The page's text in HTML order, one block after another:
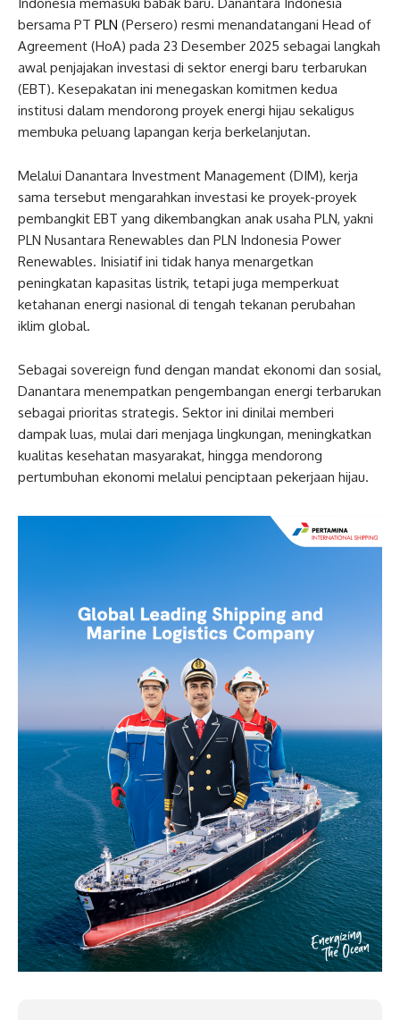
bersama PT PLN (Persero) resmi menandatangani Head of
Agreement (HoA) pada 23 Desember 2025 sebagai langkah
awal penjajakan investasi di sektor energi baru terbarukan
(EBT). Kesepakatan ini menegaskan komitmen kedua
institusi dalam mendorong proyek energi hijau sekaligus
membuka peluang lapangan kerja berkelanjutan.
Melalui Danantara Investment Management (DIM), kerja
sama tersebut mengarahkan investasi ke proyek-proyek
pembangkit EBT yang dikembangkan anak usaha PLN, yakni
PLN Nusantara Renewables dan PLN Indonesia Power
Renewables. Inisiatif ini tidak hanya menargetkan
peningkatan kapasitas listrik, tetapi juga memperkuat
ketahanan energi nasional di tengah tekanan perubahan
iklim global.
Sebagai sovereign fund dengan mandat ekonomi dan sosial,
Danantara menempatkan pengembangan energi terbarukan
sebagai prioritas strategis. Sektor ini dinilai memberi
dampak luas, mulai dari menjaga lingkungan, meningkatkan
kualitas kesehatan masyarakat, hingga mendorong
pertumbuhan ekonomi melalui penciptaan pekerjaan hijau.